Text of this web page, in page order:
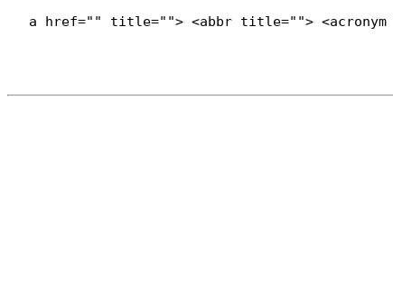
<a href="" title=""> <abbr title="">